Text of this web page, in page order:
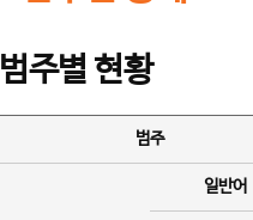
범주별 현황
범주
일반어